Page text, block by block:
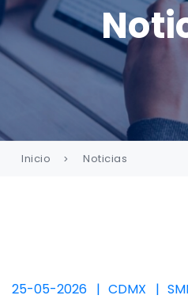
Inicio Noticias
25-05-2026 CDMX